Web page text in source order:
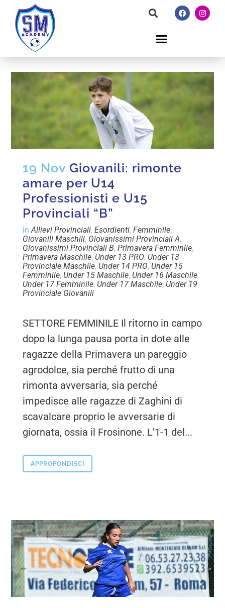
19 Nov Giovanili: rimonte
amare per U14
Professionisti e U15
Provinciali “B”
inAllievi Provinciali,Esordienti,Femminile,
Giovanili Maschili, Giovanissimi Provinciali A,
Giovanissimi Provinciali B,Primavera Femminile,
Primavera Maschile, Under 13 PRO, Under 13
Provinciale Maschile, Under 14 PRO, Under 15
Femminile, Under 15 Maschile, Under 16 Maschile,
Under 17 Femminile, Under 17 Maschile, Under 19
Provinciale Giovanili
SETTORE FEMMINILE Il ritorno in campo
dopo la lunga pausa porta in dote alle
ragazze della Primavera un pareggio
agrodolce, sia perché frutto di una
rimonta avversaria, sia perché
impedisce alle ragazze di Zaghini di
scavalcare proprio le avversarie di
giornata, ossia il Frosinone. L’1-1 del...
APPROFONDISCI